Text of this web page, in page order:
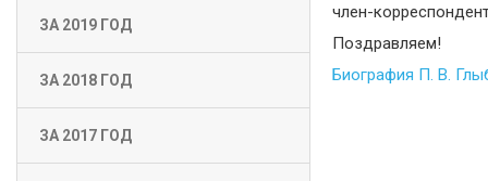
ЗА 2019 ГОД
ЗА 2018 ГОД
ЗА 2017 ГОД
член-
Поздравляем!
Биография П. В.